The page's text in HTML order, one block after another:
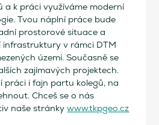
a k práci využíváme moderní
Tvou náplní práce bude
prostorové situace a
infrastruktury v rámci DTM
území. Současně se
zajímavých projektech.
práci i fajn partu kolegů, na
Chceš se o nás
naše stránkywww.tkpgeo.cz